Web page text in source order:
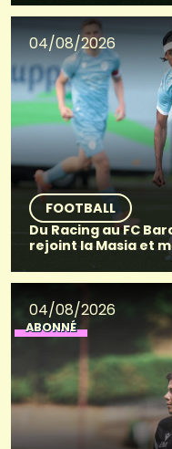
04/08/2026
FOOTBALL
Du Racing au FC
rejoint la Masia et
04/08/2026
ABONNÉ